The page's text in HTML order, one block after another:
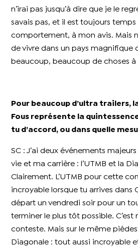
n’irai pas jusqu’à dire que je le
savais pas, et il est toujours
comportement, à mon avis. Mais
de vivre dans un pays magnifique
beaucoup, beaucoup de choses à
Pour beaucoup d’ultra trailers,
Fous représente la
tu d’accord, ou dans quelle
SC : J’ai deux événements
vie et ma carrière : l’UTMB et la
Clairement. L’UTMB pour cette
incroyable lorsque tu arrives dans
départ un vendredi soir pour un
terminer le plus tôt possible. C’est
conteste. Mais sur le même
Diagonale : tout aussi incroyable